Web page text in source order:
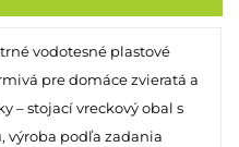
vodotesné plastové
pre domáce zvieratá a
– stojací vreckový obal s
výroba podľa zadania